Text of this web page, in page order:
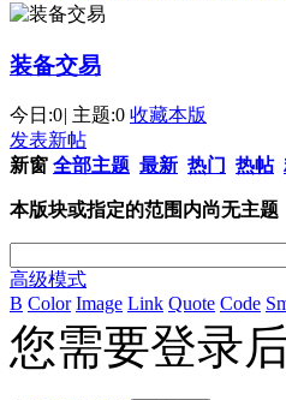
装备交易
今日:0| 主题:0 收藏本版
发表新帖
新窗 全部主题 最新 热门 热帖
本版块或指定的范围内尚无主题
高级模式
B Color Image Link Quote Code
您需要登录